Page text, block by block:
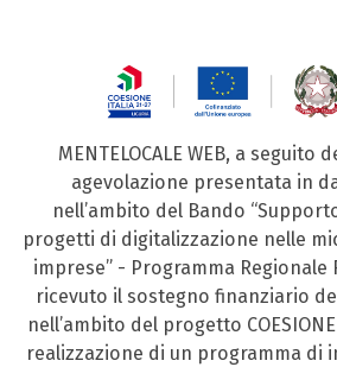
MENTELOCALE WEB, a seguito
agevolazione presentata in
nell’ambito del Bando
progetti di digitalizzazione nelle
imprese” - Programma Regionale
ricevuto il sostegno finanziario
nell’ambito del progetto COESIONE
realizzazione di un programma di